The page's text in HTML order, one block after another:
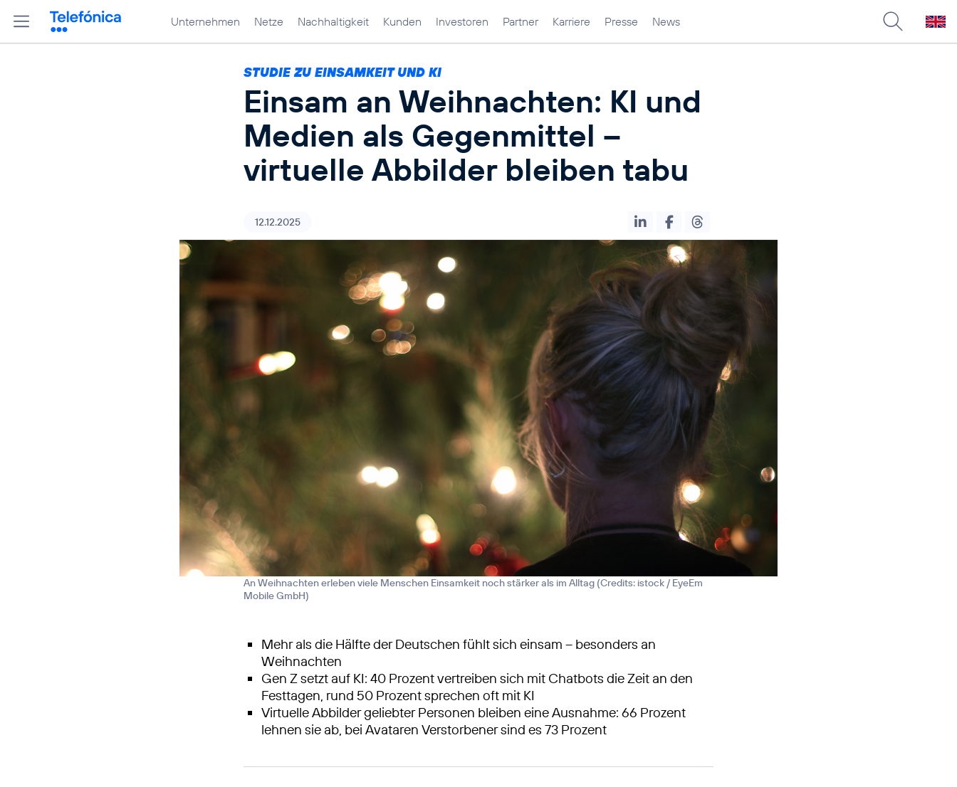
Unternehmen Netze Nachhaltigkeit Kunden Investoren Partner Karriere Presse News
STUDIE ZU EINSAMKEIT UND KI
Einsam an Weihnachten: KI und
Medien als Gegenmittel –
virtuelle Abbilder bleiben tabu
12.12.2025
An Weihnachten erleben viele Menschen Einsamkeit noch stärker als im Alltag (Credits: istock / EyeEm
Mobile GmbH)
Mehr als die Hälfte der Deutschen fühlt sich einsam – besonders an
Weihnachten
Gen Z setzt auf KI: 40 Prozent vertreiben sich mit Chatbots die Zeit an den
Festtagen, rund 50 Prozent sprechen oft mit KI
Virtuelle Abbilder geliebter Personen bleiben eine Ausnahme: 66 Prozent
lehnen sie ab, bei Avataren Verstorbener sind es 73 Prozent